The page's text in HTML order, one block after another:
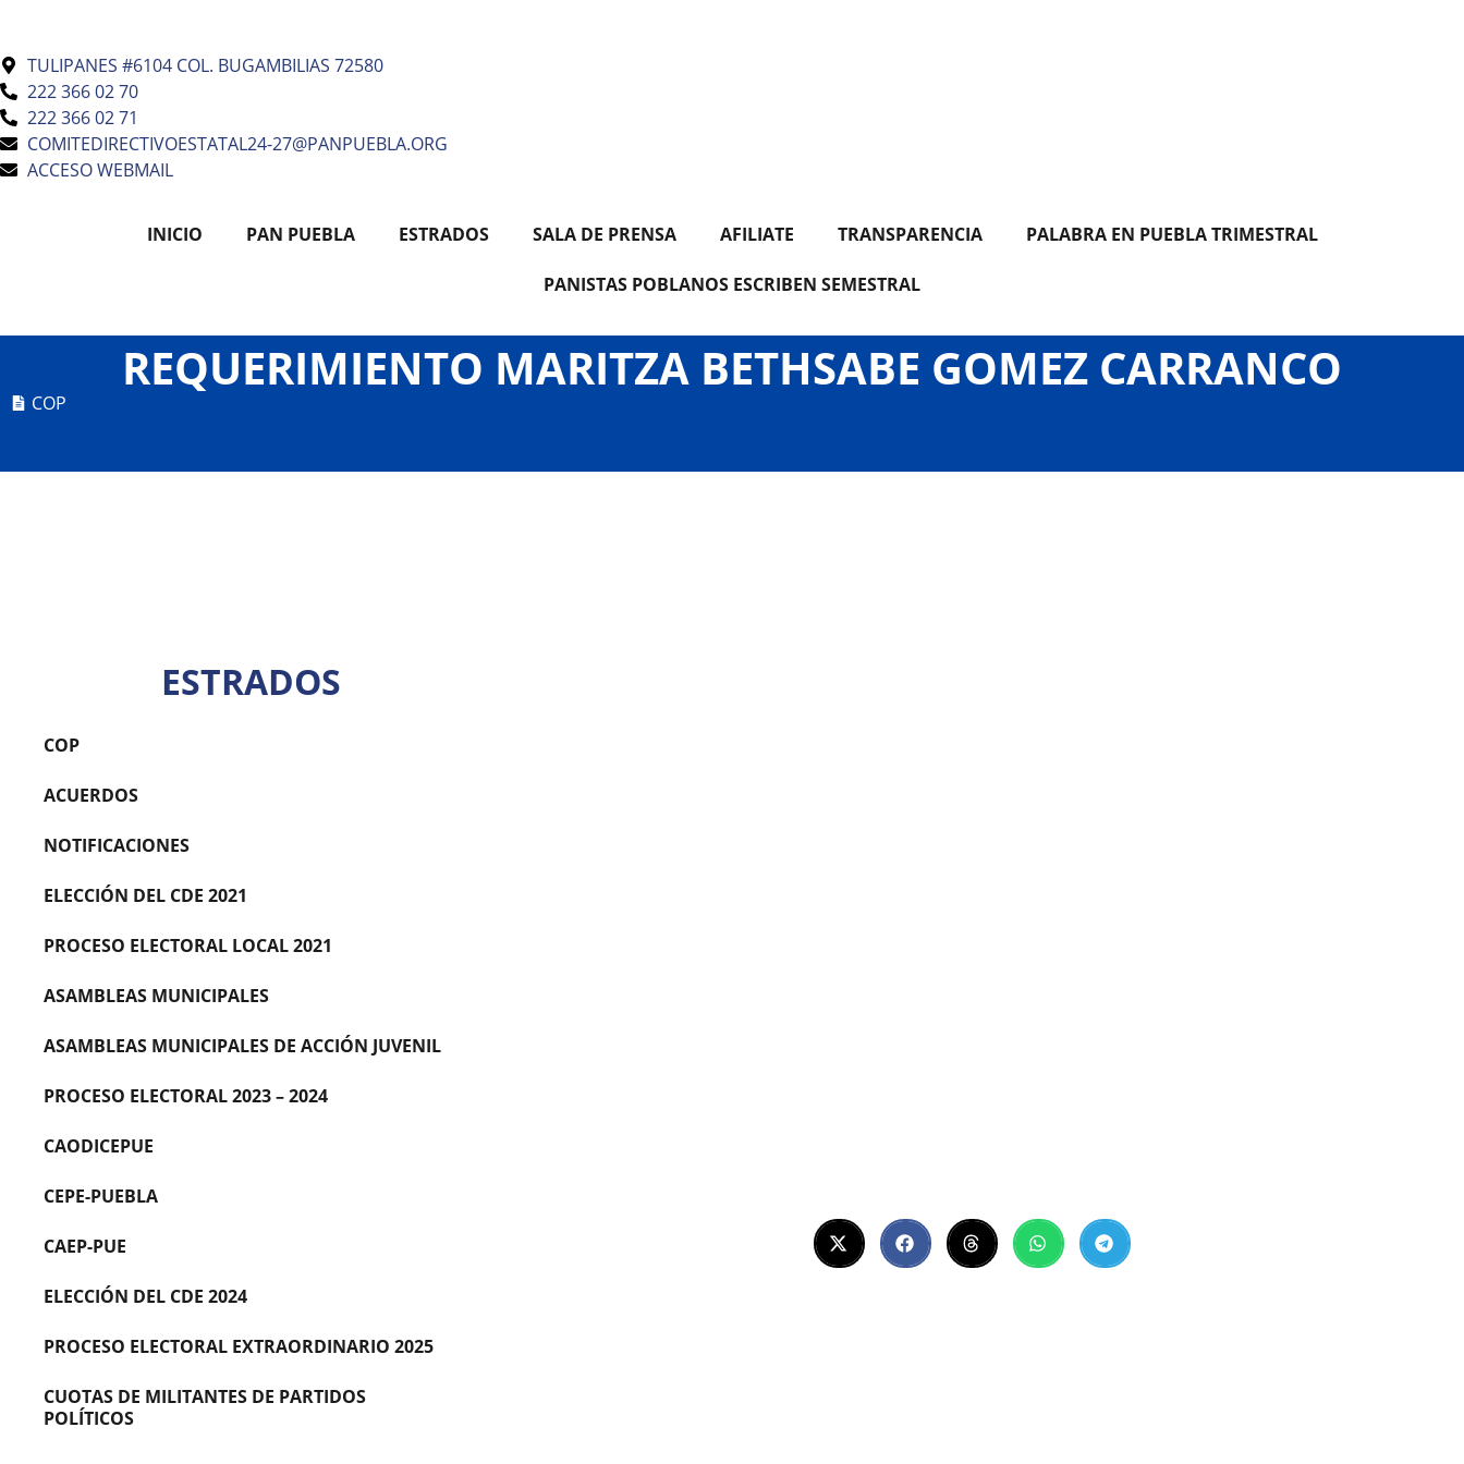
TULIPANES #6104 COL. BUGAMBILIAS 72580
222 366 02 70
222 366 02 71
COMITEDIRECTIVOESTATAL24-27@PANPUEBLA.ORG
ACCESO WEBMAIL
INICIO PAN PUEBLA ESTRADOS SALA DE PRENSA AFILIATE TRANSPARENCIA PALABRA EN PUEBLA TRIMESTRAL
PANISTAS POBLANOS ESCRIBEN SEMESTRAL
REQUERIMIENTO MARITZA BETHSABE GOMEZ CARRANCO
COP
ESTRADOS
COP
ACUERDOS
NOTIFICACIONES
ELECCIÓN DEL CDE 2021
PROCESO ELECTORAL LOCAL 2021
ASAMBLEAS MUNICIPALES
ASAMBLEAS MUNICIPALES DE ACCIÓN JUVENIL
PROCESO ELECTORAL 2023 – 2024
CAODICEPUE
CEPE-PUEBLA
CAEP-PUE
ELECCIÓN DEL CDE 2024
PROCESO ELECTORAL EXTRAORDINARIO 2025
CUOTAS DE MILITANTES DE PARTIDOS
POLÍTICOS